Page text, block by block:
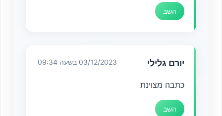
השב
יורם גלילי 03/12/2023 בשעה 09:34
כתבה מצוינת
השב